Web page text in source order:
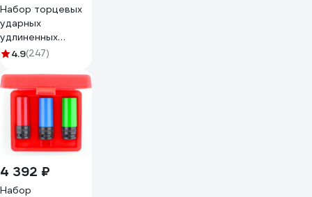
Набор торцевых
ударных
удлиненных
головок Inforce
11-01-262
4.9(247)
4 392 ₽
Набор